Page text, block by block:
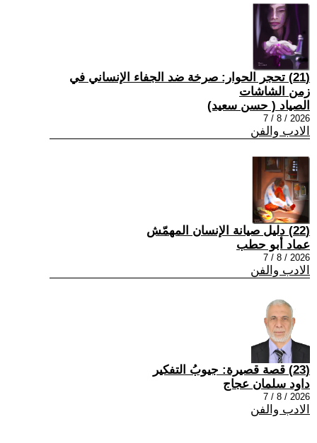
(21) تحجر الحوار: صرخة ضد الجفاء الإنساني في
زمن الشاشات
الصياد ‏( حسن سعيد‏)
2026 / 8 / 7
الادب والفن
(22) دليل صيانة الإنسان المهمّش
عماد أبو حطب
2026 / 8 / 7
الادب والفن
(23) قصة قصيرة: جيوبُ التفكير
داود سلمان عجاج
2026 / 8 / 7
الادب والفن